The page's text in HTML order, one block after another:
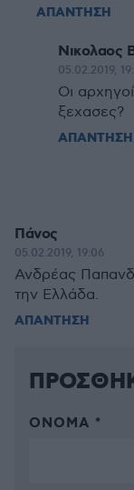
ΑΠΑΝΤΗΣΗ
Νικολαος
05.02.2019,
Οι
ξεχασες?
ΑΠΑΝΤΗΣΗ
Πάνος
05.02.2019, 19:06
Ανδρέας
την Ελλάδα.
ΑΠΑΝΤΗΣΗ
ΌΝΟΜΑ *